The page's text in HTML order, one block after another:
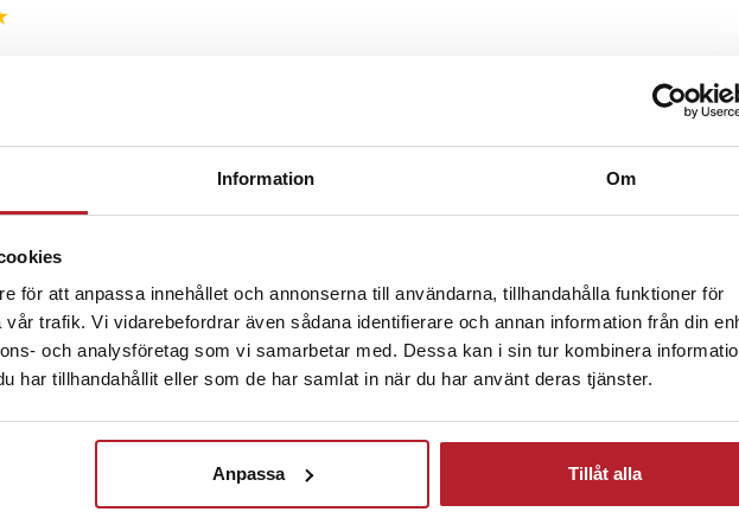
Information Om
för att anpassa innehållet och annonserna till användarna, tillhandahålla funktioner för
trafik. Vi vidarebefordrar även sådana identifierare och annan information från din
och analysföretag som vi samarbetar med. Dessa kan i sin tur kombinera
har tillhandahållit eller som de har samlat in när du har använt deras tjänster.
Anpassa Tillåt alla
mAh
/ inbyggd micro USB 5V⎓2A /
/ inbyggd Lightning 5V⎓2A
laddas samtidigt: upp till 4
mot överhettning,
sedan